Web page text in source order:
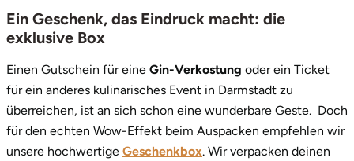
Ein Geschenk, das Eindruck macht: die
exklusive Box
Einen Gutschein für eine Gin-Verkostung oder ein Ticket
für ein anderes kulinarisches Event in Darmstadt zu
überreichen, ist an sich schon eine wunderbare Geste. Doch
für den echten Wow-Effekt beim Auspacken empfehlen wir
unsere hochwertige Geschenkbox. Wir verpacken deinen